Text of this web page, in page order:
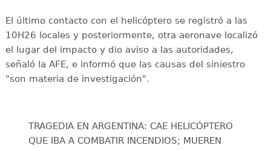
El último contacto con el helicóptero se registró a las
10H26 locales y posteriormente, otra aeronave localizó
el lugar del impacto y dio aviso a las autoridades,
señaló la AFE, e informó que las causas del siniestro
"son materia de investigación".
TRAGEDIA EN ARGENTINA: CAE HELICÓPTERO
QUE IBA A COMBATIR INCENDIOS; MUEREN